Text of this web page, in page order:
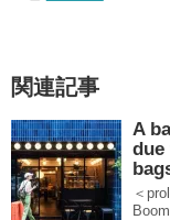
関連記事
A
due
＜